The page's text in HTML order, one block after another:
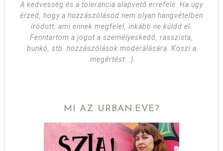
A kedvesség és a tolerancia alapvető errefelé. Ha úgy
érzed, hogy a hozzászólásod nem olyan hangvételben
íródott, ami ennek megfelel, inkább ne küldd el.
Fenntartom a jogot a személyeskedő, rasszista,
bunkó, stb. hozzászólások moderálására. Köszi a
megértést. :)
MI AZ URBAN:EVE?